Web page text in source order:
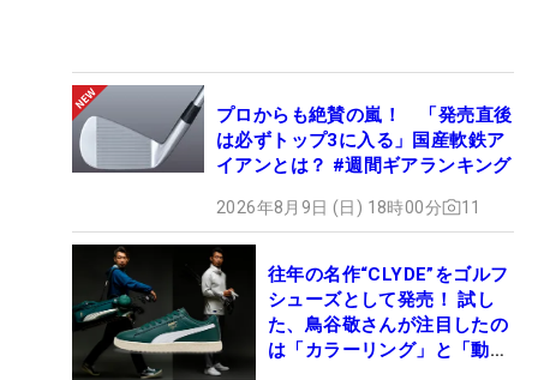
プロからも絶賛の嵐！ 「発売直後
は必ずトップ3に入る」国産軟鉄ア
イアンとは？ #週間ギアランキング
2026年8月9日 (日) 18時00分 11
往年の名作“CLYDE”をゴルフ
シューズとして発売！ 試し
た、鳥谷敬さんが注目したの
は「カラーリング」と「動き